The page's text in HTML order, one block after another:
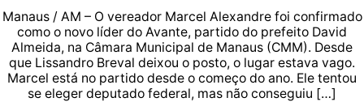
Manaus / AM – O vereador Marcel Alexandre foi confirmado
como o novo líder do Avante, partido do prefeito David
Almeida, na Câmara Municipal de Manaus (CMM). Desde
que Lissandro Breval deixou o posto, o lugar estava vago.
Marcel está no partido desde o começo do ano. Ele tentou
se eleger deputado federal, mas não conseguiu […]